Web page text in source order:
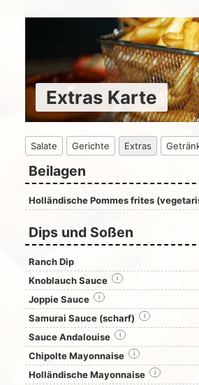
Extras Karte
Salate Gerichte Extras
Beilagen
Holländische Pommes frites
Dips und Soßen
Ranch Dip
Knoblauch Sauce
i
Joppie Sauce i
Samurai Sauce (scharf) i
Sauce Andalouise i
Chipolte Mayonnaise i
Holländische Mayonnaise i